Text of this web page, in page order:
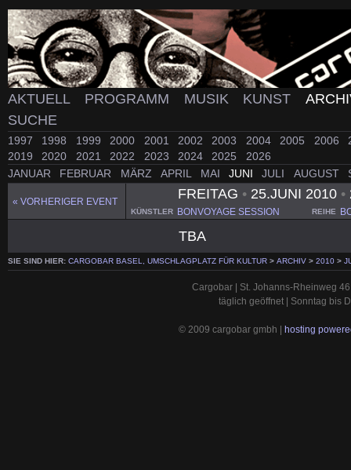
AKTUELL PROGRAMM MUSIK KUNST
SUCHE
1997 1998 1999 2000 2001 2002 2003 2004 2005 2006
2019
2020 2021 2022 2023 2024 2025
2026
JANUAR
FEBRUAR MÄRZ APRIL MAI JUNI JULI AUGUST
« VORHERIGER EVENT
FREITAG •25.JUNI 2010 •
KÜNSTLER BONVOYAGE SESSION REIHE
TBA
SIE SIND HIER: CARGOBAR BASEL, UMSCHLAGPLATZ FÜR KULTUR > ARCHIV > 2010 >
Cargobar | St. Johanns-Rheinweg
täglich geöffnet | Sonntag bis
© 2009 cargobar gmbh | hosting